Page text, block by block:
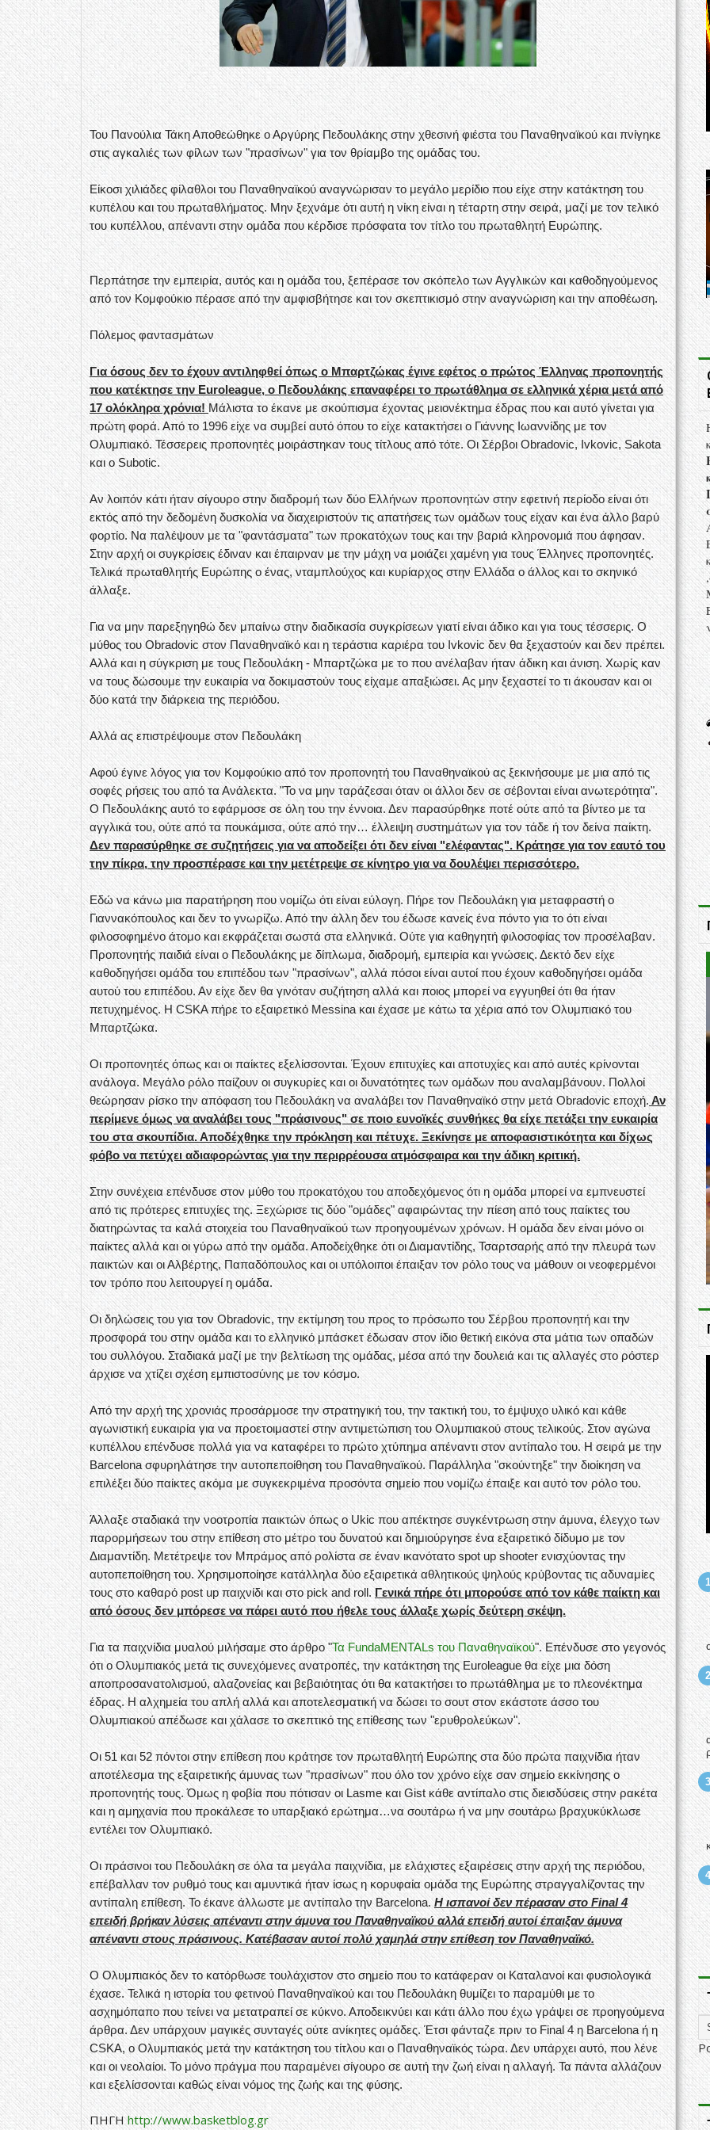
Του Πανούλια ΤάκηΑποθεώθηκε ο Αργύρης Πεδουλάκης στην χθεσινή φιέστα του Παναθηναϊκού και πνίγηκε
στις αγκαλιές των φίλων των "πρασίνων" για τον θρίαμβο της ομάδας του.
Είκοσι χιλιάδες φίλαθλοι του Παναθηναϊκού αναγνώρισαν το μεγάλο μερίδιο που είχε στην κατάκτηση του
κυπέλου και του πρωταθλήματος. Μην ξεχνάμε ότι αυτή η νίκη είναι η τέταρτη στην σειρά, μαζί με τον τελικό
του κυπέλλου, απέναντι στην ομάδα που κέρδισε πρόσφατα τον τίτλο του πρωταθλητή Ευρώπης.
Περπάτησε την εμπειρία, αυτός και η ομάδα του, ξεπέρασε τον σκόπελο των Αγγλικών και καθοδηγούμενος
από τον Κομφούκιο πέρασε από την αμφισβήτησε και τον σκεπτικισμό στην αναγνώριση και την αποθέωση.
Πόλεμος φαντασμάτων
Για όσους δεν το έχουν αντιληφθεί όπως ο Μπαρτζώκας έγινε εφέτος ο πρώτος Έλληνας προπονητής
που κατέκτησε την Euroleague, ο Πεδουλάκης επαναφέρει το πρωτάθλημα σε ελληνικά χέρια μετά από
17 ολόκληρα χρόνια! Μάλιστα το έκανε με σκούπισμα έχοντας μειονέκτημα έδρας που και αυτό γίνεται για
πρώτη φορά. Από το 1996 είχε να συμβεί αυτό όπου το είχε κατακτήσει ο Γιάννης Ιωαννίδης με τον
Ολυμπιακό. Τέσσερεις προπονητές μοιράστηκαν τους τίτλους από τότε. Οι Σέρβοι Obradovic, Ivkovic, Sakota
και ο Subotic.
Αν λοιπόν κάτι ήταν σίγουρο στην διαδρομή των δύο Ελλήνων προπονητών στην εφετινή περίοδο είναι ότι
εκτός από την δεδομένη δυσκολία να διαχειριστούν τις απατήσεις των ομάδων τους είχαν και ένα άλλο βαρύ
φορτίο. Να παλέψουν με τα "φαντάσματα" των προκατόχων τους και την βαριά κληρονομιά που άφησαν.
Στην αρχή οι συγκρίσεις έδιναν και έπαιρναν με την μάχη να μοιάζει χαμένη για τους Έλληνες προπονητές.
Τελικά πρωταθλητής Ευρώπης ο ένας, νταμπλούχος και κυρίαρχος στην Ελλάδα ο άλλος και το σκηνικό
άλλαξε.
Για να μην παρεξηγηθώ δεν μπαίνω στην διαδικασία συγκρίσεων γιατί είναι άδικο και για τους τέσσερις. Ο
μύθος του Obradovic στον Παναθηναϊκό και η τεράστια καριέρα του Ivkovic δεν θα ξεχαστούν και δεν πρέπει.
Αλλά και η σύγκριση με τους Πεδουλάκη - Μπαρτζώκα με το που ανέλαβαν ήταν άδικη και άνιση. Χωρίς καν
να τους δώσουμε την ευκαιρία να δοκιμαστούν τους είχαμε απαξιώσει. Ας μην ξεχαστεί το τι άκουσαν και οι
δύο κατά την διάρκεια της περιόδου.
Αλλά ας επιστρέψουμε στον Πεδουλάκη
Αφού έγινε λόγος για τον Κομφούκιο από τον προπονητή του Παναθηναϊκού ας ξεκινήσουμε με μια από τις
σοφές ρήσεις του από τα Ανάλεκτα. "Το να μην ταράζεσαι όταν οι άλλοι δεν σε σέβονται είναι ανωτερότητα".
Ο Πεδουλάκης αυτό το εφάρμοσε σε όλη του την έννοια. Δεν παρασύρθηκε ποτέ ούτε από τα βίντεο με τα
αγγλικά του, ούτε από τα πουκάμισα, ούτε από την… έλλειψη συστημάτων για τον τάδε ή τον δείνα παίκτη.
Δεν παρασύρθηκε σε συζητήσεις για να αποδείξει ότι δεν είναι "ελέφαντας". Κράτησε για τον εαυτό του
την πίκρα, την προσπέρασε και την μετέτρεψε σε κίνητρο για να δουλέψει περισσότερο.
Εδώ να κάνω μια παρατήρηση που νομίζω ότι είναι εύλογη. Πήρε τον Πεδουλάκη για μεταφραστή ο
Γιαννακόπουλος και δεν το γνωρίζω. Από την άλλη δεν του έδωσε κανείς ένα πόντο για το ότι είναι
φιλοσοφημένο άτομο και εκφράζεται σωστά στα ελληνικά. Ούτε για καθηγητή φιλοσοφίας τον προσέλαβαν.
Προπονητής παιδιά είναι ο Πεδουλάκης με δίπλωμα, διαδρομή, εμπειρία και γνώσεις. Δεκτό δεν είχε
καθοδηγήσει ομάδα του επιπέδου των "πρασίνων", αλλά πόσοι είναι αυτοί που έχουν καθοδηγήσει ομάδα
αυτού του επιπέδου. Αν είχε δεν θα γινόταν συζήτηση αλλά και ποιος μπορεί να εγγυηθεί ότι θα ήταν
πετυχημένος. Η CSKA πήρε το εξαιρετικό Messina και έχασε με κάτω τα χέρια από τον Ολυμπιακό του
Μπαρτζώκα.
Οι προπονητές όπως και οι παίκτες εξελίσσονται. Έχουν επιτυχίες και αποτυχίες και από αυτές κρίνονται
ανάλογα. Μεγάλο ρόλο παίζουν οι συγκυρίες και οι δυνατότητες των ομάδων που αναλαμβάνουν. Πολλοί
θεώρησαν ρίσκο την απόφαση του Πεδουλάκη να αναλάβει τον Παναθηναϊκό στην μετά Obradovic εποχή.Αν
περίμενε όμως να αναλάβει τους "πράσινους" σε ποιο ευνοϊκές συνθήκες θα είχε πετάξει την ευκαιρία
του στα σκουπίδια. Αποδέχθηκε την πρόκληση και πέτυχε. Ξεκίνησε με αποφασιστικότητα και δίχως
φόβο να πετύχει αδιαφορώντας για την περιρρέουσα ατμόσφαιρα και την άδικη κριτική.
Στην συνέχεια επένδυσε στον μύθο του προκατόχου του αποδεχόμενος ότι η ομάδα μπορεί να εμπνευστεί
από τις πρότερες επιτυχίες της. Ξεχώρισε τις δύο "ομάδες" αφαιρώντας την πίεση από τους παίκτες του
διατηρώντας τα καλά στοιχεία του Παναθηναϊκού των προηγουμένων χρόνων. Η ομάδα δεν είναι μόνο οι
παίκτες αλλά και οι γύρω από την ομάδα. Αποδείχθηκε ότι οι Διαμαντίδης, Τσαρτσαρής από την πλευρά των
παικτών και οι Αλβέρτης, Παπαδόπουλος και οι υπόλοιποι έπαιξαν τον ρόλο τους να μάθουν οι νεοφερμένοι
τον τρόπο που λειτουργεί η ομάδα.
Οι δηλώσεις του για τον Obradovic, την εκτίμηση του προς το πρόσωπο του Σέρβου προπονητή και την
προσφορά του στην ομάδα και το ελληνικό μπάσκετ έδωσαν στον ίδιο θετική εικόνα στα μάτια των οπαδών
του συλλόγου. Σταδιακά μαζί με την βελτίωση της ομάδας, μέσα από την δουλειά και τις αλλαγές στο ρόστερ
άρχισε να χτίζει σχέση εμπιστοσύνης με τον κόσμο.
Από την αρχή της χρονιάς προσάρμοσε την στρατηγική του, την τακτική του, το έμψυχο υλικό και κάθε
αγωνιστική ευκαιρία για να προετοιμαστεί στην αντιμετώπιση του Ολυμπιακού στους τελικούς. Στον αγώνα
κυπέλλου επένδυσε πολλά για να καταφέρει το πρώτο χτύπημα απέναντι στον αντίπαλο του. Η σειρά με την
Barcelona σφυρηλάτησε την αυτοπεποίθηση του Παναθηναϊκού. Παράλληλα "σκούντηξε" την διοίκηση να
επιλέξει δύο παίκτες ακόμα με συγκεκριμένα προσόντα σημείο που νομίζω έπαιξε και αυτό τον ρόλο του.
Άλλαξε σταδιακά την νοοτροπία παικτών όπως ο Ukic που απέκτησε συγκέντρωση στην άμυνα, έλεγχο των
παρορμήσεων του στην επίθεση στο μέτρο του δυνατού και δημιούργησε ένα εξαιρετικό δίδυμο με τον
Διαμαντίδη. Μετέτρεψε τον Μπράμος από ρολίστα σε έναν ικανότατο spot up shooter ενισχύοντας την
αυτοπεποίθηση του. Χρησιμοποίησε κατάλληλα δύο εξαιρετικά αθλητικούς ψηλούς κρύβοντας τις αδυναμίες
τους στο καθαρό post up παιχνίδι και στο pick and roll.Γενικά πήρε ότι μπορούσε από τον κάθε παίκτη και
από όσους δεν μπόρεσε να πάρει αυτό που ήθελε τους άλλαξε χωρίς δεύτερη σκέψη.
Για τα παιχνίδια μυαλού μιλήσαμε στο άρθρο "Τα FundaMENTALs του Παναθηναϊκού". Επένδυσε στο γεγονός
ότι ο Ολυμπιακός μετά τις συνεχόμενες ανατροπές, την κατάκτηση της Euroleague θα είχε μια δόση
αποπροσανατολισμού, αλαζονείας και βεβαιότητας ότι θα κατακτήσει το πρωτάθλημα με το πλεονέκτημα
έδρας. Η αλχημεία του απλή αλλά και αποτελεσματική να δώσει το σουτ στον εκάστοτε άσσο του
Ολυμπιακού απέδωσε και χάλασε το σκεπτικό της επίθεσης των "ερυθρολεύκων".
Οι 51 και 52 πόντοι στην επίθεση που κράτησε τον πρωταθλητή Ευρώπης στα δύο πρώτα παιχνίδια ήταν
αποτέλεσμα της εξαιρετικής άμυνας των "πρασίνων" που όλο τον χρόνο είχε σαν σημείο εκκίνησης ο
προπονητής τους. Όμως η φοβία που πότισαν οι Lasme και Gist κάθε αντίπαλο στις διεισδύσεις στην ρακέτα
και η αμηχανία που προκάλεσε το υπαρξιακό ερώτημα…να σουτάρω ή να μην σουτάρω βραχυκύκλωσε
εντέλει τον Ολυμπιακό.
Οι πράσινοι του Πεδουλάκη σε όλα τα μεγάλα παιχνίδια, με ελάχιστες εξαιρέσεις στην αρχή της περιόδου,
επέβαλλαν τον ρυθμό τους και αμυντικά ήταν ίσως η κορυφαία ομάδα της Ευρώπης στραγγαλίζοντας την
αντίπαλη επίθεση. Το έκανε άλλωστε με αντίπαλο την Barcelona. Η ισπανοί δεν πέρασαν στο Final 4
επειδή βρήκαν λύσεις απέναντι στην άμυνα του Παναθηναϊκού αλλά επειδή αυτοί έπαιξαν άμυνα
απέναντι στους πράσινους. Κατέβασαν αυτοί πολύ χαμηλά στην επίθεση τον Παναθηναϊκό.
Ο Ολυμπιακός δεν το κατόρθωσε τουλάχιστον στο σημείο που το κατάφεραν οι Καταλανοί και φυσιολογικά
έχασε. Τελικά η ιστορία του φετινού Παναθηναϊκού και του Πεδουλάκη θυμίζει το παραμύθι με το
ασχημόπαπο που τείνει να μετατραπεί σε κύκνο. Αποδεικνύει και κάτι άλλο που έχω γράψει σε προηγούμενα
άρθρα. Δεν υπάρχουν μαγικές συνταγές ούτε ανίκητες ομάδες. Έτσι φάνταζε πριν το Final 4 η Barcelona ή η
CSKA, ο Ολυμπιακός μετά την κατάκτηση του τίτλου και ο Παναθηναϊκός τώρα. Δεν υπάρχει αυτό, που λένε
και οι νεολαίοι. Το μόνο πράγμα που παραμένει σίγουρο σε αυτή την ζωή είναι η αλλαγή. Τα πάντα αλλάζουν
και εξελίσσονται καθώς είναι νόμος της ζωής και της φύσης.
ΠΗΓΗhttp://www.basketblog.gr